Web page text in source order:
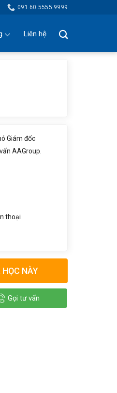
091.60.5555.9999
Liên hệ
Giám đốc
AAGroup.
thoại
NÀY
Gọi tư vấn